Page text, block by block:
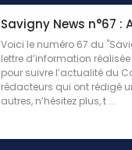
Savigny News n°67 :
Voici le numéro 67 du
lettre d’information
pour suivre l’actualité du
rédacteurs qui ont rédigé
autres, n’hésitez plus, t ...